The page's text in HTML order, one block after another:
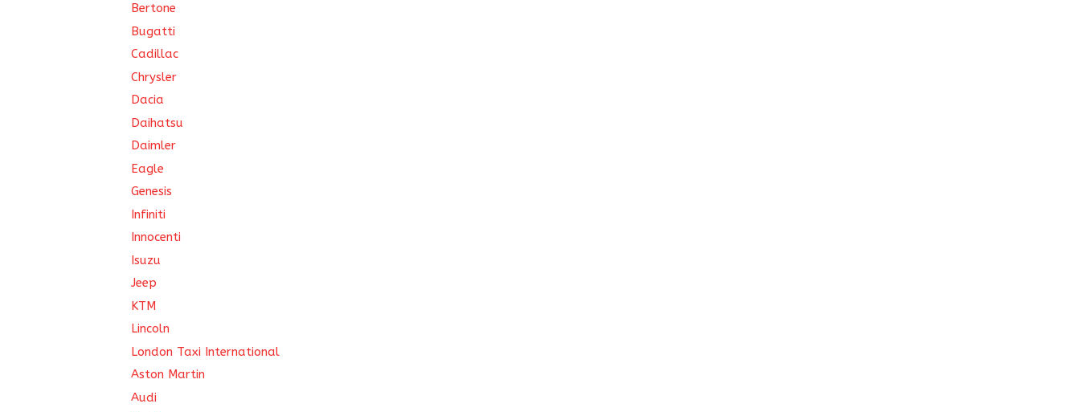
Bertone
Bugatti
Cadillac
Chrysler
Dacia
Daihatsu
Daimler
Eagle
Genesis
Infiniti
Innocenti
Isuzu
Jeep
KTM
Lincoln
London Taxi International
Aston Martin
Audi